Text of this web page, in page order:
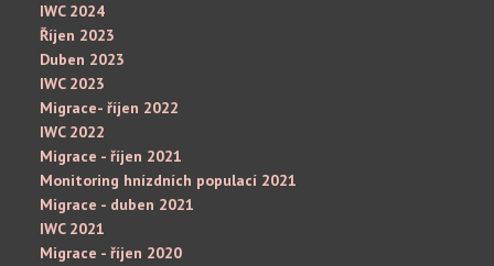
IWC 2024
Říjen 2023
Duben 2023
IWC 2023
Migrace- říjen 2022
IWC 2022
Migrace - říjen 2021
Monitoring hnízdních populací 2021
Migrace - duben 2021
IWC 2021
Migrace - říjen 2020